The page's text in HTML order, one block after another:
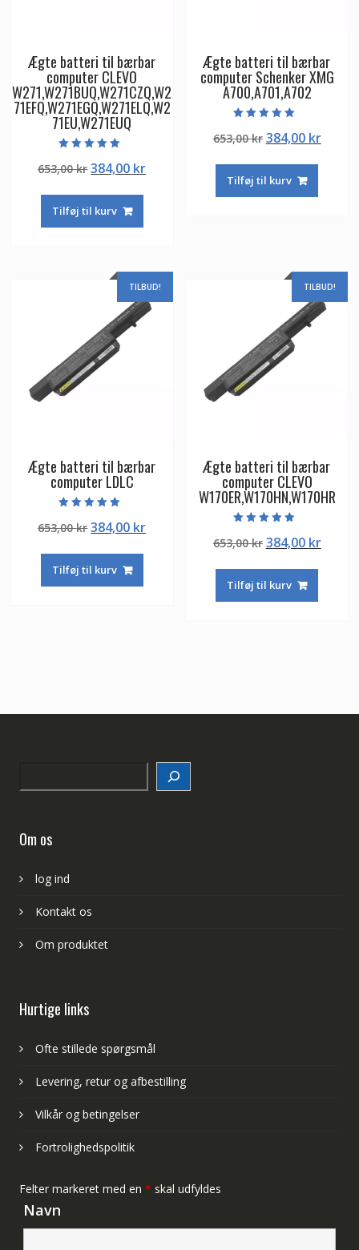
Ægte batteri til bærbar
computer CLEVO
W271,W271BUQ,W271CZQ,W2
71EFQ,W271EGQ,W271ELQ,W2
71EU,W271EUQ
5.00
ud af 5
653,00krDen
pris
var:
384,00 krDen
Tilføj til kurv
Ægte batteri til bærbar
computer Schenker XMG
A700,A701,A702
5.00
ud af 5
653,00kr Den
pris
var:
384,00 krDen
Tilføj til kurv
TILBUD!
Ægte batteri til bærbar
computer LDLC
5.00
ud af 5
653,00krDen
pris
var:
384,00 krDen
Tilføj til kurv
TILBUD!
Ægte batteri til bærbar
computer CLEVO
W170ER,W170HN,W170HR
4.50
ud af 5
653,00kr Den
pris
var:
384,00 krDen
Tilføj til kurv
Om os
log ind
Kontakt os
Om produktet
Hurtige links
Ofte stillede spørgsmål
Levering, retur og afbestilling
Vilkår og betingelser
Fortrolighedspolitik
Felter markeret med en * skal udfyldes
Navn